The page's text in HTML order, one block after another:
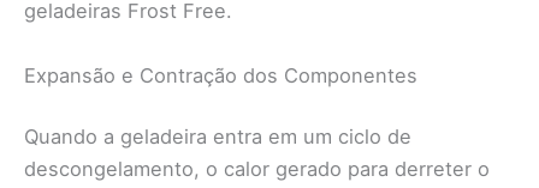
geladeiras Frost Free.
Expansão e Contração dos Componentes
Quando a geladeira entra em um ciclo de
descongelamento, o calor gerado para derreter o